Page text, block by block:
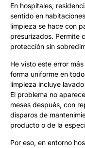
En hospitales,
sentido en
limpieza se hace con
presurizados. Permite
protección sin
He visto este error
forma uniforme en
limpieza incluye
El problema no
meses después, con
disparos de
producto o de la
Por eso, en entorno